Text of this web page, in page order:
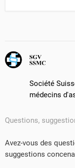
Société
médecins
Questions,
Avez-vous des
suggestions